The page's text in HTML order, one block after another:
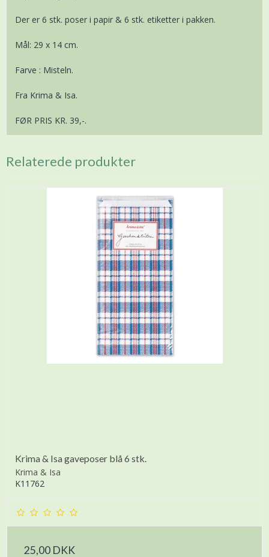
Der er 6 stk. poser i papir & 6 stk. etiketter i pakken.
Mål: 29 x 14 cm.
Farve : Misteln.
Fra Krima & Isa.
FØR PRIS KR. 39,-.
Relaterede produkter
Krima & Isa gaveposer blå 6 stk.
Krima & Isa
K11762
25,00 DKK